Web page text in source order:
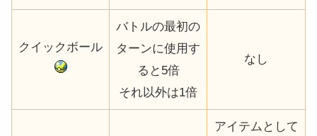
クイックボール
バトルの最初の
ターンに使用す
ると5倍
それ以外は1倍
なし
アイテムとして